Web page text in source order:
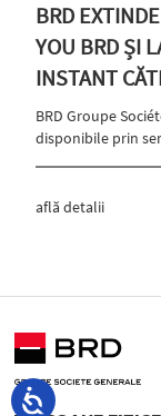
BRD
YOU BRD ȘI
INSTANT
BRD Groupe
disponibile prin
află detalii